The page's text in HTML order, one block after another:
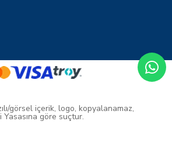
görsel içerik, logo, kopyalanamaz,
göre suçtur.